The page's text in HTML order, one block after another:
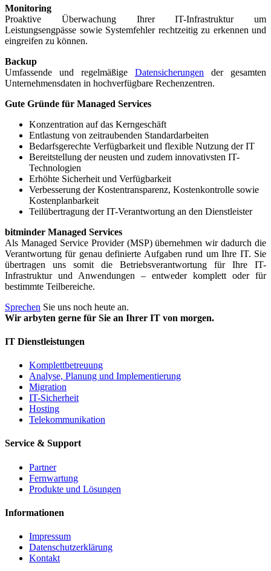
Monitoring
Proaktive Überwachung Ihrer IT-Infrastruktur um
Leistungsengpässe sowie Systemfehler rechtzeitig zu erkennen und
eingreifen zu können.
Backup
Umfassende und regelmäßige Datensicherungen der gesamten
Unternehmensdaten in hochverfügbare Rechenzentren.
Gute Gründe für Managed Services
Konzentration auf das Kerngeschäft
Entlastung von zeitraubenden Standardarbeiten
Bedarfsgerechte Verfügbarkeit und flexible Nutzung der IT
Bereitstellung der neusten und zudem innovativsten IT-
Technologien
Erhöhte Sicherheit und Verfügbarkeit
Verbesserung der Kostentransparenz, Kostenkontrolle sowie
Kostenplanbarkeit
Teilübertragung der IT-Verantwortung an den Dienstleister
bitminder Managed Services
Als Managed Service Provider (MSP) übernehmen wir dadurch die
Verantwortung für genau definierte Aufgaben rund um Ihre IT. Sie
übertragen uns somit die Betriebsverantwortung für Ihre IT-
Infrastruktur und Anwendungen – entweder komplett oder für
bestimmte Teilbereiche.
Sprechen Sie uns noch heute an.
Wir arbyten gerne für Sie an Ihrer IT von morgen.
IT Dienstleistungen
Komplettbetreuung
Analyse, Planung und Implementierung
Migration
IT-Sicherheit
Hosting
Telekommunikation
Service & Support
Partner
Fernwartung
Produkte und Lösungen
Informationen
Impressum
Datenschutzerklärung
Kontakt